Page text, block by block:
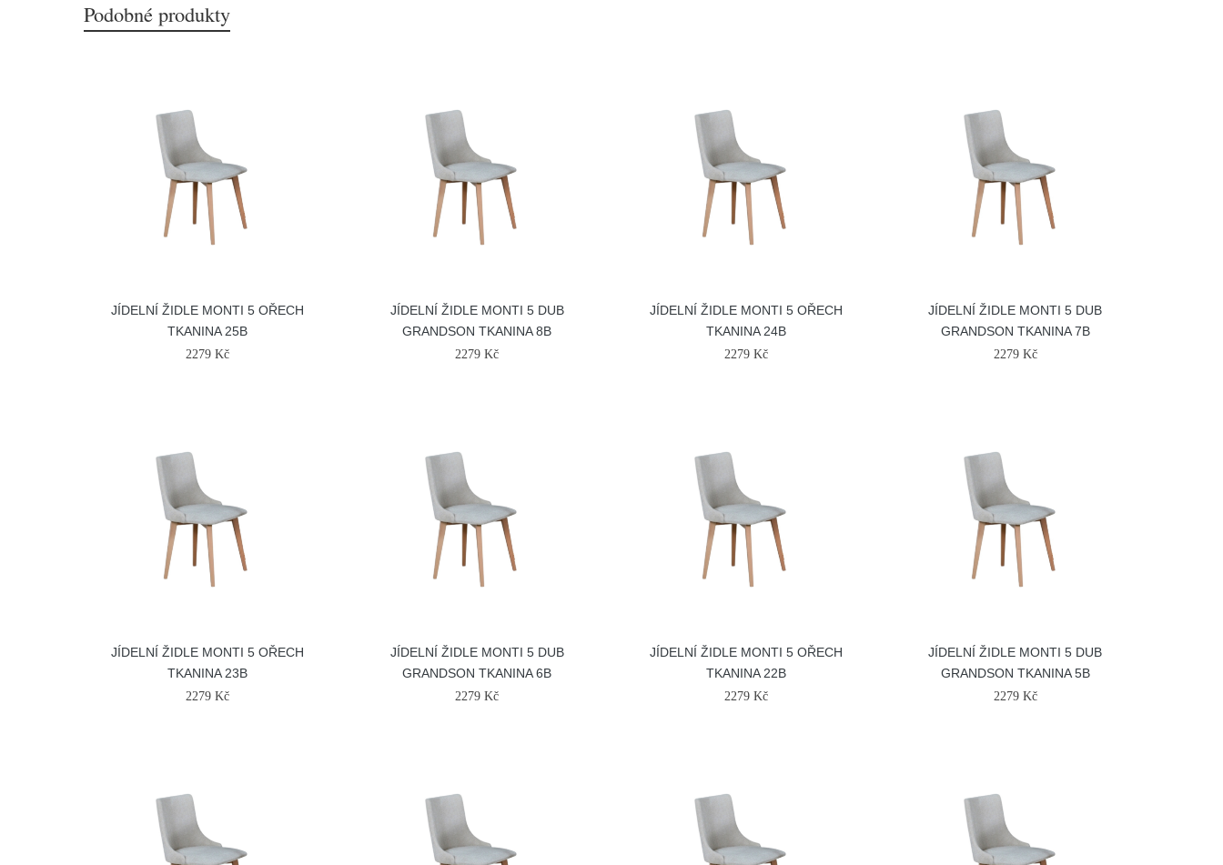
Podobné produkty
JÍDELNÍ ŽIDLE MONTI 5 OŘECH
TKANINA 25B
2279 Kč
JÍDELNÍ ŽIDLE MONTI 5 DUB
GRANDSON TKANINA 8B
2279 Kč
JÍDELNÍ ŽIDLE MONTI 5 OŘECH
TKANINA 24B
2279 Kč
JÍDELNÍ ŽIDLE MONTI 5 DUB
GRANDSON TKANINA 7B
2279 Kč
JÍDELNÍ ŽIDLE MONTI 5 OŘECH
TKANINA 23B
2279 Kč
JÍDELNÍ ŽIDLE MONTI 5 DUB
GRANDSON TKANINA 6B
2279 Kč
JÍDELNÍ ŽIDLE MONTI 5 OŘECH
TKANINA 22B
2279 Kč
JÍDELNÍ ŽIDLE MONTI 5 DUB
GRANDSON TKANINA 5B
2279 Kč